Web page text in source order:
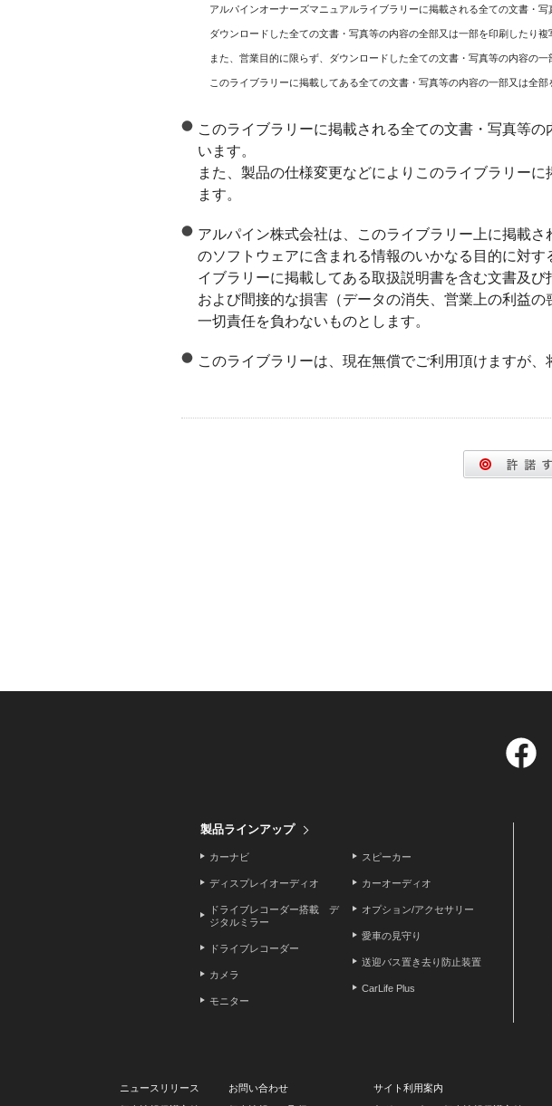
アルパインオーナーズマニュアルライブラリーに掲載される全ての文書・
ダウンロードした全ての文書・写真等の内容の全部又は一部を印刷したり
また、営業目的に限らず、ダウンロードした全ての文書・写真等の内容の
このライブラリーに掲載してある全ての文書・写真等の内容の一部又は全
このライブラリーに掲載される全ての文書・写真等
います。
また、製品の仕様変更などによりこのライブラリー
ます。
アルパイン株式会社は、このライブラリー上に掲載
のソフトウェアに含まれる情報のいかなる目的に対
イブラリーに掲載してある取扱説明書を含む文書及
および間接的な損害（データの消失、営業上の利益
一切責任を負わないものとします。
このライブラリーは、現在無償でご利用頂けますが
製品ラインアップ
カーナビ
ディスプレイオーディオ
ドライブレコーダー搭載 デ
ジタルミラー
ドライブレコーダー
カメラ
モニター
スピーカー
カーオーディオ
オプション/アクセサリー
愛車の見守り
送迎バス置き去り防止装置
CarLife Plus
ニュースリリース お問い合わせ
サイト利用案内